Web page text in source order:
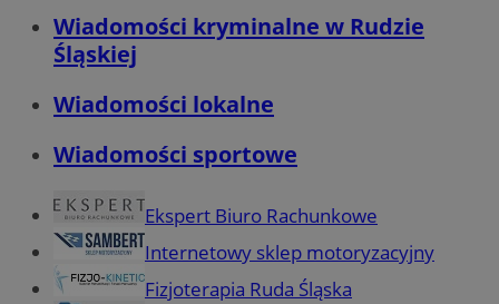
Wiadomości kryminalne w Rudzie
Śląskiej
Wiadomości lokalne
Wiadomości sportowe
Ekspert Biuro Rachunkowe
Internetowy sklep motoryzacyjny
Fizjoterapia Ruda Śląska